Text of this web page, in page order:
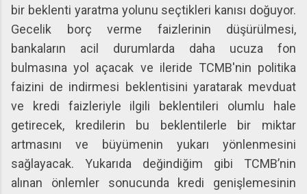
bir beklenti yaratma yolunu seçtikleri kanısı doğuyor.
Gecelik borç verme faizlerinin düşürülmesi,
bankaların acil durumlarda daha ucuza fon
bulmasına yol açacak ve ileride TCMB'nin politika
faizini de indirmesi beklentisini yaratarak mevduat
ve kredi faizleriyle ilgili beklentileri olumlu hale
getirecek, kredilerin bu beklentilerle bir miktar
artmasını ve büyümenin yukarı yönlenmesini
sağlayacak. Yukarıda değindiğim gibi TCMB’nin
alınan önlemler sonucunda kredi genişlemesinin